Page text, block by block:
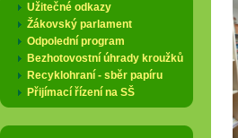
Užitečné odkazy
Žákovský parlament
Odpolední program
Bezhotovostní úhrady kroužků
Recyklohraní - sběr papíru
Přijímací řízení na SŠ